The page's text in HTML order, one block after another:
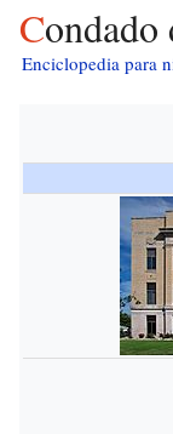
Enciclopedia para